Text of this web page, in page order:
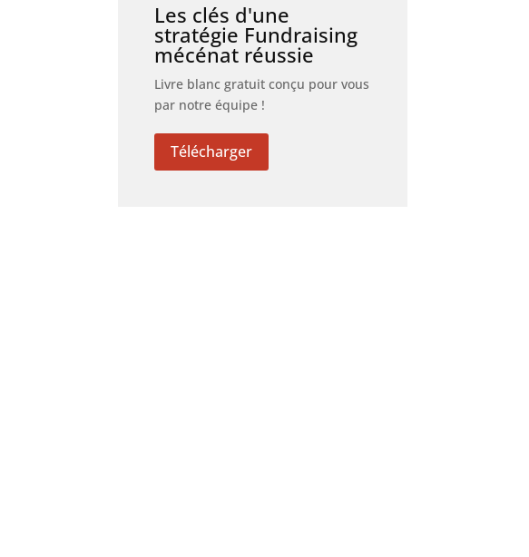
Les clés d'une
stratégie Fundraising
mécénat réussie
Livre blanc gratuit conçu pour vous
par notre équipe !
Télécharger